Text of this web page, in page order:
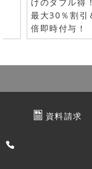
最大30％割引
倍即時付与！
資料請求